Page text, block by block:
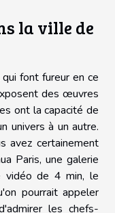
la ville de
font fureur en ce
des œuvres
ont la capacité de
univers à un autre.
avez certainement
Paris, une galerie
vidéo de 4 min, le
pourrait appeler
les chefs-